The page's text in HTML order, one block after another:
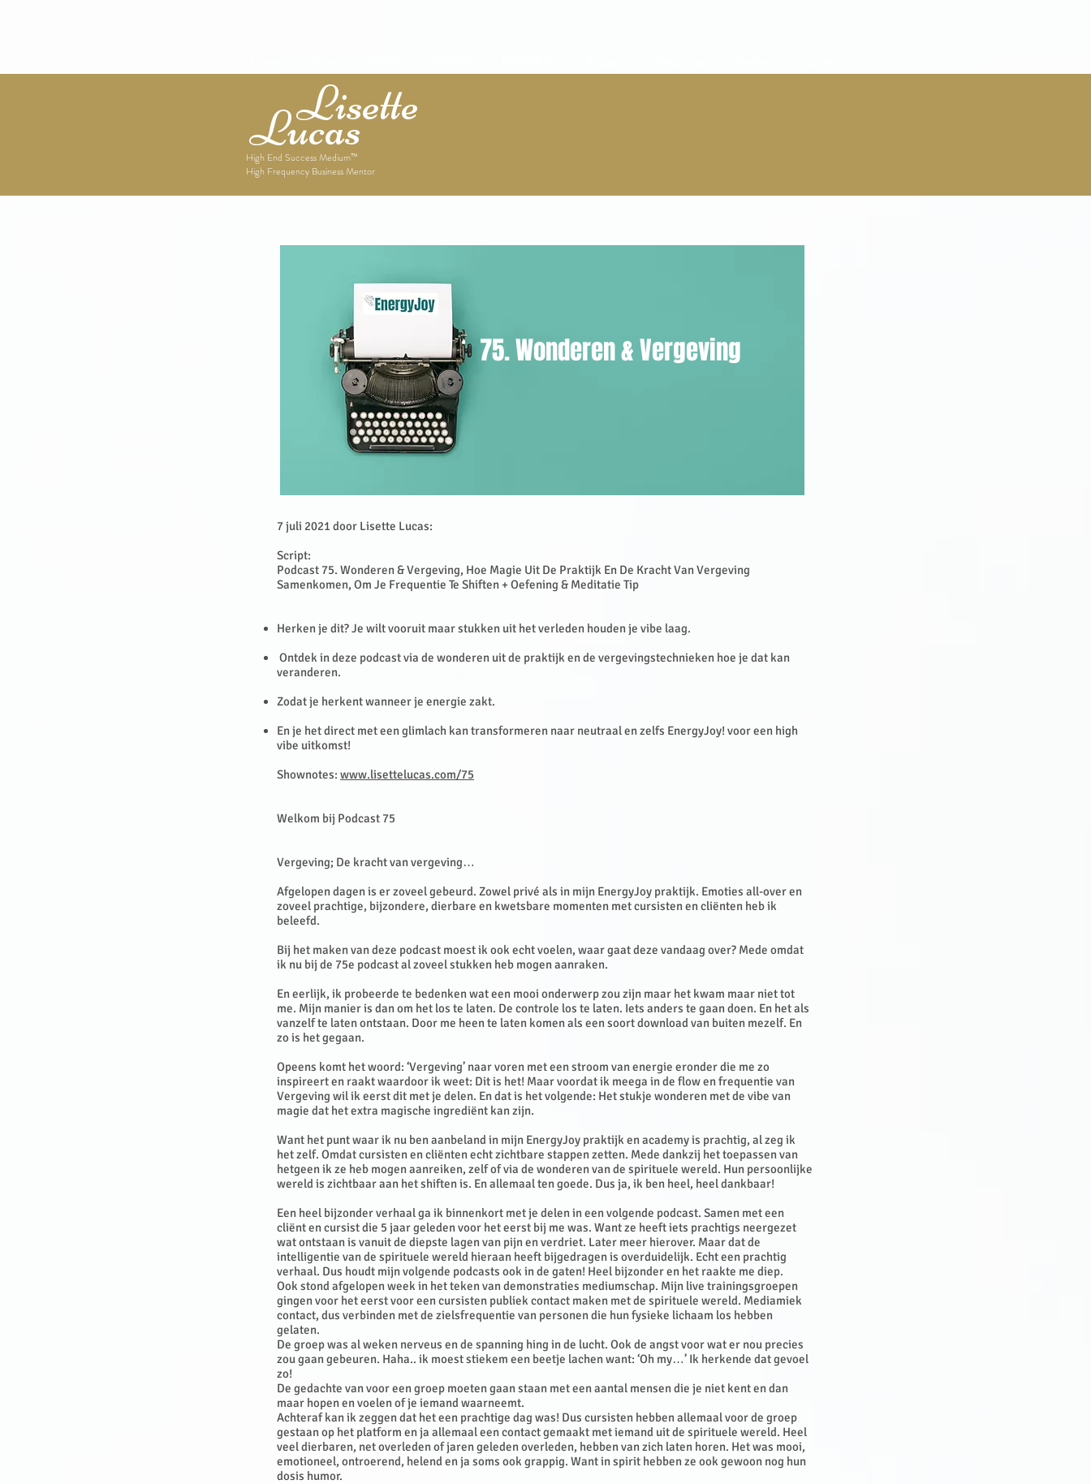
Lisette
Lucas
High End Success Medium™
High Frequency Business Mentor
7 juli 2021 door Lisette Lucas:
Script:
Podcast 75. Wonderen & Vergeving, Hoe Magie Uit De Praktijk En De Kracht Van Vergeving
Samenkomen, Om Je Frequentie Te Shiften + Oefening & Meditatie Tip
Herken je dit? Je wilt vooruit maar stukken uit het verleden houden je vibe laag.
Ontdek in deze podcast via de wonderen uit de praktijk en de vergevingstechnieken hoe je dat kan
veranderen.
Zodat je herkent wanneer je energie zakt.
En je het direct met een glimlach kan transformeren naar neutraal en zelfs EnergyJoy! voor een high
vibe uitkomst!
Shownotes: www.lisettelucas.com/75
Welkom bij Podcast 75
Vergeving; De kracht van vergeving…
Afgelopen dagen is er zoveel gebeurd. Zowel privé als in mijn EnergyJoy praktijk. Emoties all-over en
zoveel prachtige, bijzondere, dierbare en kwetsbare momenten met cursisten en cliënten heb ik
beleefd.
Bij het maken van deze podcast moest ik ook echt voelen, waar gaat deze vandaag over? Mede omdat
ik nu bij de 75e podcast al zoveel stukken heb mogen aanraken.
En eerlijk, ik probeerde te bedenken wat een mooi onderwerp zou zijn maar het kwam maar niet tot
me. Mijn manier is dan om het los te laten. De controle los te laten. Iets anders te gaan doen. En het als
vanzelf te laten ontstaan. Door me heen te laten komen als een soort download van buiten mezelf. En
zo is het gegaan.
Opeens komt het woord: ‘Vergeving’ naar voren met een stroom van energie eronder die me zo
inspireert en raakt waardoor ik weet: Dit is het! Maar voordat ik meega in de flow en frequentie van
Vergeving wil ik eerst dit met je delen. En dat is het volgende: Het stukje wonderen met de vibe van
magie dat het extra magische ingrediënt kan zijn.
Want het punt waar ik nu ben aanbeland in mijn EnergyJoy praktijk en academy is prachtig, al zeg ik
het zelf. Omdat cursisten en cliënten echt zichtbare stappen zetten. Mede dankzij het toepassen van
hetgeen ik ze heb mogen aanreiken, zelf of via de wonderen van de spirituele wereld. Hun persoonlijke
wereld is zichtbaar aan het shiften is. En allemaal ten goede. Dus ja, ik ben heel, heel dankbaar!
Een heel bijzonder verhaal ga ik binnenkort met je delen in een volgende podcast. Samen met een
cliënt en cursist die 5 jaar geleden voor het eerst bij me was. Want ze heeft iets prachtigs neergezet
wat ontstaan is vanuit de diepste lagen van pijn en verdriet. Later meer hierover. Maar dat de
intelligentie van de spirituele wereld hieraan heeft bijgedragen is overduidelijk. Echt een prachtig
verhaal. Dus houdt mijn volgende podcasts ook in de gaten! Heel bijzonder en het raakte me diep.
Ook stond afgelopen week in het teken van demonstraties mediumschap. Mijn live trainingsgroepen
gingen voor het eerst voor een cursisten publiek contact maken met de spirituele wereld. Mediamiek
contact, dus verbinden met de zielsfrequentie van personen die hun fysieke lichaam los hebben
gelaten.
De groep was al weken nerveus en de spanning hing in de lucht. Ook de angst voor wat er nou precies
zou gaan gebeuren. Haha.. ik moest stiekem een beetje lachen want: ‘Oh my…’ Ik herkende dat gevoel
zo!
De gedachte van voor een groep moeten gaan staan met een aantal mensen die je niet kent en dan
maar hopen en voelen of je iemand waarneemt.
Achteraf kan ik zeggen dat het een prachtige dag was! Dus cursisten hebben allemaal voor de groep
gestaan op het platform en ja allemaal een contact gemaakt met iemand uit de spirituele wereld. Heel
veel dierbaren, net overleden of jaren geleden overleden, hebben van zich laten horen. Het was mooi,
emotioneel, ontroerend, helend en ja soms ook grappig. Want in spirit hebben ze ook gewoon nog hun
dosis humor.
75. Wonderen & Vergeving